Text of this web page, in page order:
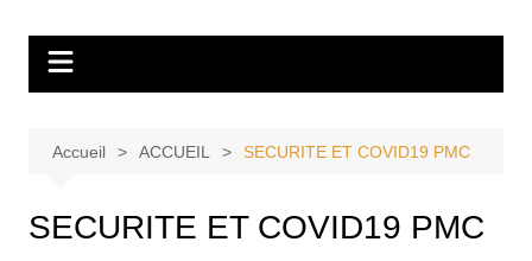
contenu
Tvdescollines
Accueil ACCUEIL SECURITE ET COVID19 PMC
SECURITE ET COVID19 PMC